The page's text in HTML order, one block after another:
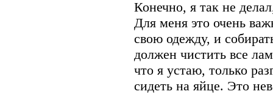
Конечно, я так не
Для меня это очень
свою одежду, и
должен чистить все
что я устаю, только
сидеть на яйце. Это